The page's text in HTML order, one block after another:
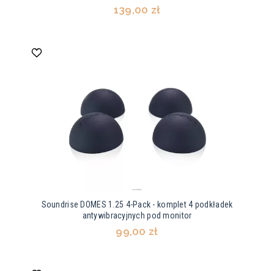
139,00 zł
Soundrise DOMES 1.25 4-Pack - komplet 4 podkładek
antywibracyjnych pod monitor
99,00 zł